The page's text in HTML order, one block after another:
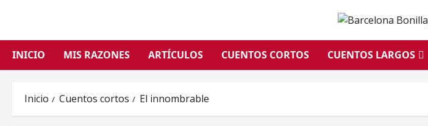
contenido
INICIO
MIS RAZONES ARTÍCULOS CUENTOS CORTOS CUENTOS LARGOS
Inicio Cuentos cortos El innombrable